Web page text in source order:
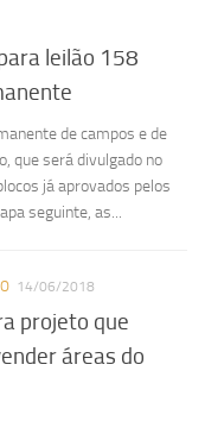
leilão 158
de campos e de
que será divulgado no
já aprovados pelos
seguinte, as...
14/06/2018
projeto que
áreas do